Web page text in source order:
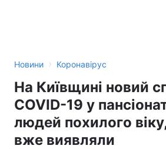
Новини › Коронавірус
На Київщині новий
COVID-19 у
людей похилого
вже виявляли